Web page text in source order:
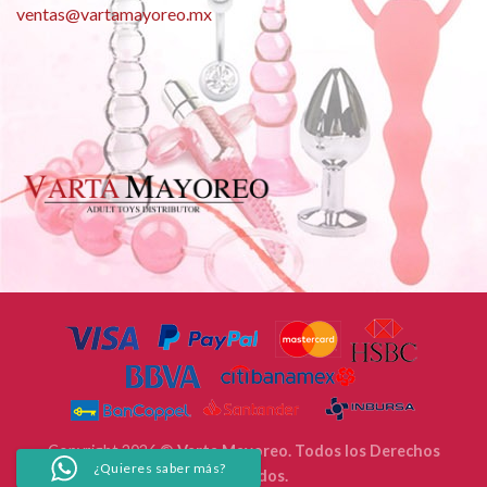
ventas@vartamayoreo.mx
Copyright 2026 ©Varta Mayoreo. Todos los Derechos
Reservados.
¿Quieres saber más?